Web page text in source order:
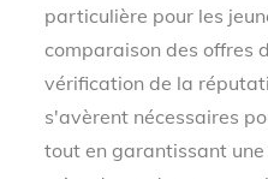
particulière pour les
comparaison des offres
vérification de la
s'avèrent nécessaires
tout en garantissant